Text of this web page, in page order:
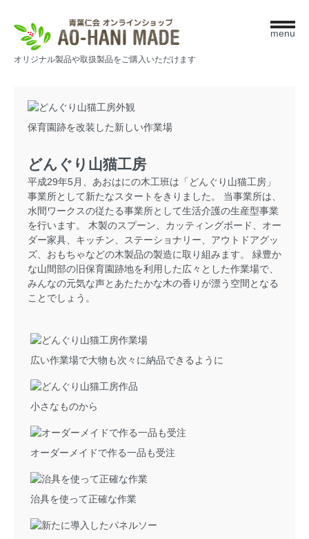
オリジナル製品や取扱製品をご購入いただけます
menu
保育園跡を改装した新しい作業場
どんぐり山猫工房
平成29年5月、あおはにの木工班は「どんぐり山猫工房」
事業所として新たなスタートをきりました。 当事業所は、
水間ワークスの従たる事業所として生活介護の生産型事業
を行います。 木製のスプーン、カッティングボード、オー
ダー家具、キッチン、ステーショナリー、アウトドアグッ
ズ、おもちゃなどの木製品の製造に取り組みます。 緑豊か
な山間部の旧保育園跡地を利用した広々とした作業場で、
みんなの元気な声とあたたかな木の香りが漂う空間となる
ことでしょう。
広い作業場で大物も次々に納品できるように
小さなものから
オーダーメイドで作る一品も受注
治具を使って正確な作業